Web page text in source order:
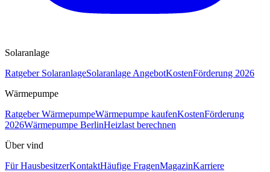
Solaranlage
Ratgeber SolaranlageSolaranlage AngebotKostenFörderung 2026
Wärmepumpe
Ratgeber WärmepumpeWärmepumpe kaufenKostenFörderung
2026Wärmepumpe BerlinHeizlast berechnen
Über vind
Für HausbesitzerKontaktHäufige FragenMagazinKarriere